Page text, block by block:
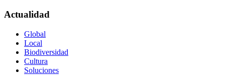
Actualidad
Global
Local
Biodiversidad
Cultura
Soluciones